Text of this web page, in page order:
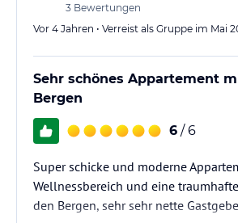
3 Bewertungen
Vor 4 Jahren • Verreist als Gruppe im Mai
Sehr schönes Appartement
Bergen
6 / 6
Super schicke und moderne
Wellnessbereich und eine
den Bergen, sehr sehr nette